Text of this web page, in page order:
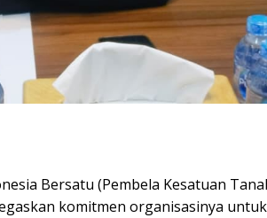
Bersatu (Pembela Kesatuan
komitmen organisasinya